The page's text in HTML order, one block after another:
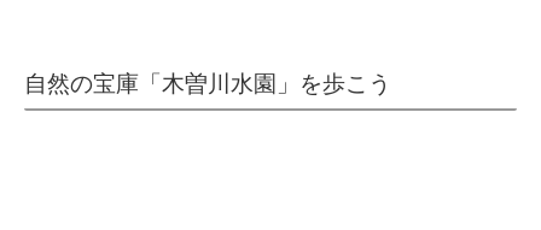
自然の宝庫「木曽川水園」を歩こう